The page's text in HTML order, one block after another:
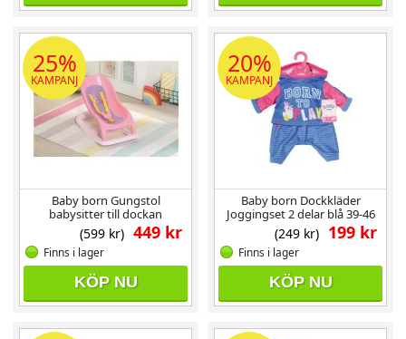
25%
KAMPANJ
Baby born Gungstol
babysitter till dockan
449 kr
(599 kr)
Finns i lager
KÖP NU
20%
KAMPANJ
Baby born Dockkläder
Joggingset 2 delar blå 39-46
cm
199 kr
(249 kr)
Finns i lager
KÖP NU